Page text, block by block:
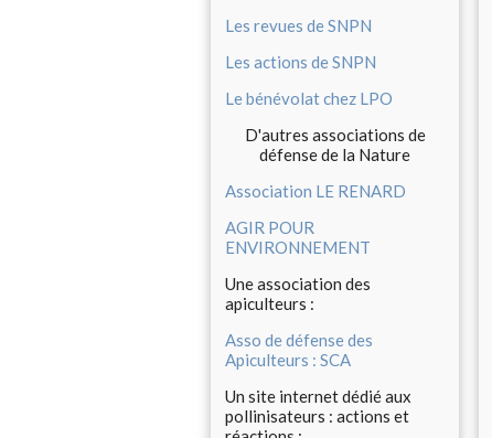
Les revues de SNPN
Les actions de SNPN
Le bénévolat chez LPO
D'autres associations de
défense de la Nature
Association LE RENARD
AGIR POUR
ENVIRONNEMENT
Une association des
apiculteurs :
Asso de défense des
Apiculteurs : SCA
Un site internet dédié aux
pollinisateurs : actions et